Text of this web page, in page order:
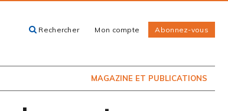
Rechercher Mon compte Abonnez-vous
MAGAZINE ET PUBLICATIONS